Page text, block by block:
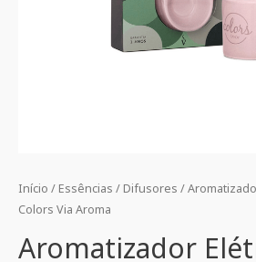
Início / Essências / Difusores /
Colors Via Aroma
Aromatizador